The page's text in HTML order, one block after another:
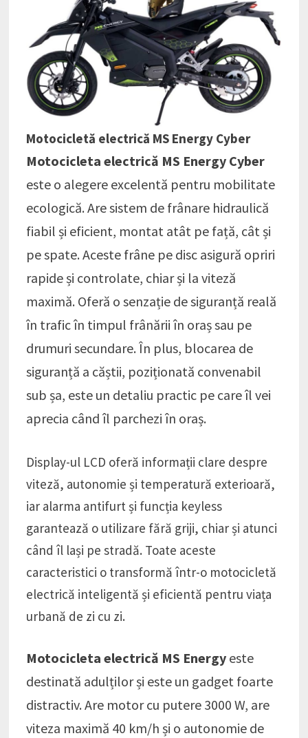
Motocicletă electrică MS Energy Cyber
Motocicleta electrică MS Energy Cyber
este o alegere excelentă pentru mobilitate
ecologică. Are sistem de frânare hidraulică
fiabil și eficient, montat atât pe față, cât și
pe spate. Aceste frâne pe disc asigură opriri
rapide și controlate, chiar și la viteză
maximă. Oferă o senzație de siguranță reală
în trafic în timpul frânării în oraș sau pe
drumuri secundare. În plus, blocarea de
siguranță a căștii, poziționată convenabil
sub șa, este un detaliu practic pe care îl vei
aprecia când îl parchezi în oraș.
Display-ul LCD oferă informații clare despre
viteză, autonomie și temperatură exterioară,
iar alarma antifurt și funcția keyless
garantează o utilizare fără griji, chiar și atunci
când îl lași pe stradă. Toate aceste
caracteristici o transformă într-o motocicletă
electrică inteligentă și eficientă pentru viața
urbană de zi cu zi.
Motocicleta electrică MS Energy este
destinată adulților și este un gadget foarte
distractiv. Are motor cu putere 3000 W, are
viteza maximă 40 km/h și o autonomie de